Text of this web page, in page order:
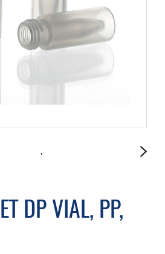
DP VIAL, PP,